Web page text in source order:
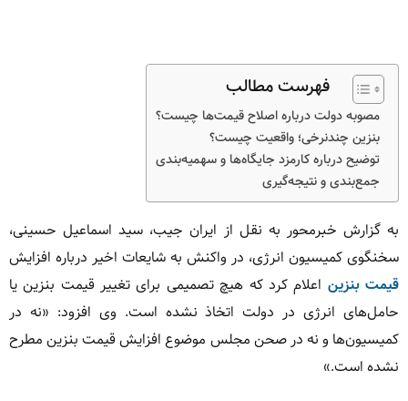
فهرست مطالب
مصوبه دولت درباره اصلاح قیمت‌ها چیست؟
بنزین چندنرخی؛ واقعیت چیست؟
توضیح درباره کارمزد جایگاه‌ها و سهمیه‌بندی
جمع‌بندی و نتیجه‌گیری
به گزارش خبرمحور به نقل از ایران جیب، سید اسماعیل حسینی،
سخنگوی کمیسیون انرژی، در واکنش به شایعات اخیر درباره افزایش
قیمت بنزین اعلام کرد که هیچ تصمیمی برای تغییر قیمت بنزین یا
حامل‌های انرژی در دولت اتخاذ نشده است. وی افزود: «نه در
کمیسیون‌ها و نه در صحن مجلس موضوع افزایش قیمت بنزین مطرح
نشده است.»